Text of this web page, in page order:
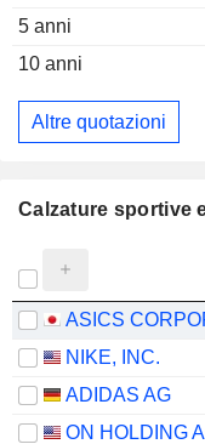
5 anni
10 anni
Altre quotazioni
Calzature sportive
ASICS
NIKE, INC.
ADIDAS AG
ON HOLDING